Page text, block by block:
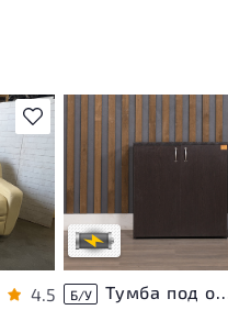
В избранное
на
4.5
Степень износа
стадии проверки. Вы
информацию у
В обработке
Б/У Тумба под